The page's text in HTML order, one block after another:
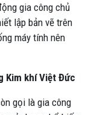
gia công chủ
lập bản vẽ trên
máy tính nên
Kim khí Việt Đức
gọi là gia công